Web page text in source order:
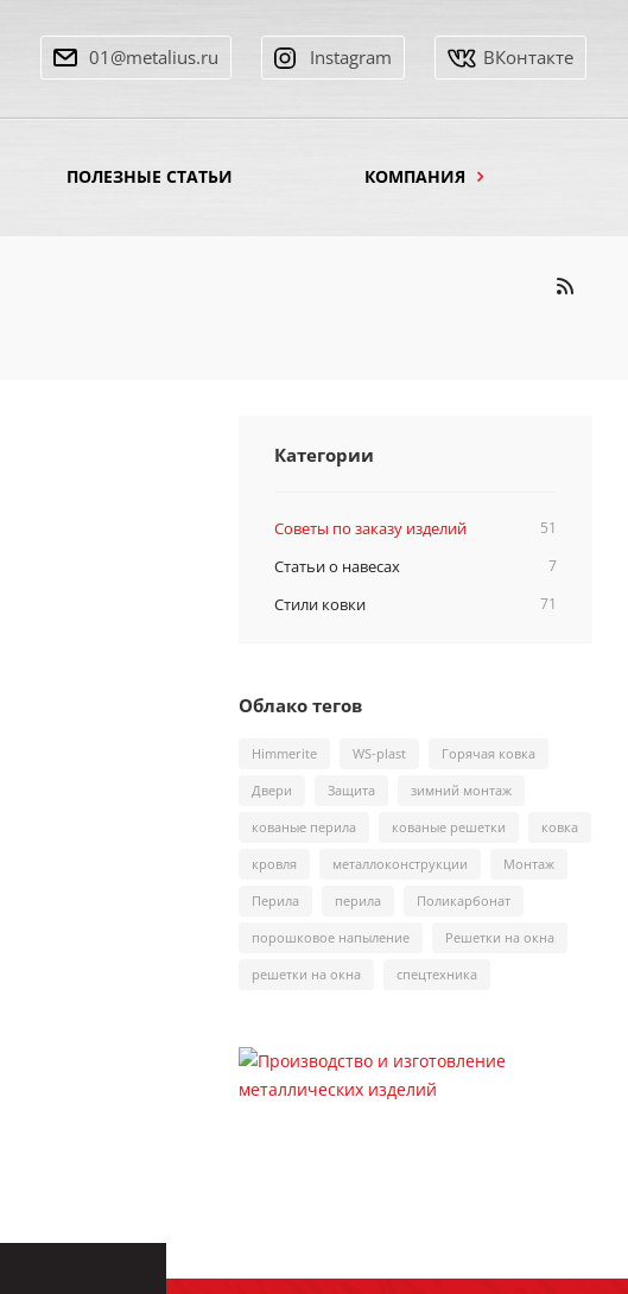
01@metalius.ru Instagram ВКонтакте
ПОЛЕЗНЫЕ СТАТЬИ КОМПАНИЯ
Категории
Советы по заказу изделий 51
Статьи о навесах 7
Стили ковки 71
Облако тегов
Himmerite WS-plast Горячая ковка
Двери Защита зимний монтаж
кованые перила кованые решетки ковка
кровля металлоконструкции Монтаж
Перила перила Поликарбонат
порошковое напыление Решетки на окна
решетки на окна спецтехника